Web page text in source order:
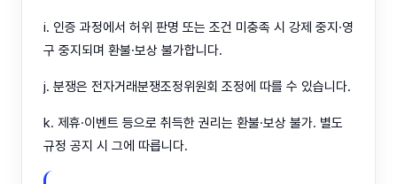
i. 인증 과정에서 허위 판명 또는 조건 미충족 시 강제 중지·영
구 중지되며 환불·보상 불가합니다.
j. 분쟁은 전자거래분쟁조정위원회 조정에 따를 수 있습니다.
k. 제휴·이벤트 등으로 취득한 권리는 환불·보상 불가. 별도
규정 공지 시 그에 따릅니다.